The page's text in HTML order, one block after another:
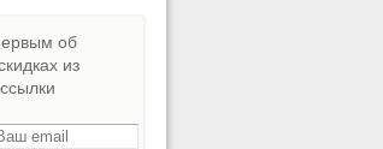
об
из